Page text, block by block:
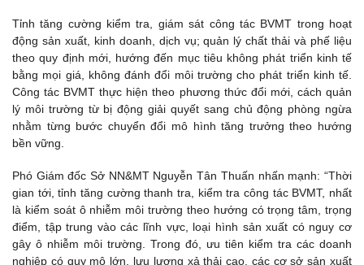
Tỉnh tăng cường kiểm tra, giám sát công tác BVMT trong hoạt
động sản xuất, kinh doanh, dịch vụ; quản lý chất thải và phế liệu
theo quy định mới, hướng đến mục tiêu không phát triển kinh tế
bằng mọi giá, không đánh đổi môi trường cho phát triển kinh tế.
Công tác BVMT thực hiện theo phương thức đổi mới, cách quản
lý môi trường từ bị động giải quyết sang chủ động phòng ngừa
nhằm từng bước chuyển đổi mô hình tăng trưởng theo hướng
bền vững.
Phó Giám đốc Sở NN&MT Nguyễn Tân Thuấn nhấn mạnh: “Thời
gian tới, tỉnh tăng cường thanh tra, kiểm tra công tác BVMT, nhất
là kiểm soát ô nhiễm môi trường theo hướng có trọng tâm, trọng
điểm, tập trung vào các lĩnh vực, loại hình sản xuất có nguy cơ
gây ô nhiễm môi trường. Trong đó, ưu tiên kiểm tra các doanh
nghiệp có quy mô lớn, lưu lượng xả thải cao, các cơ sở sản xuất